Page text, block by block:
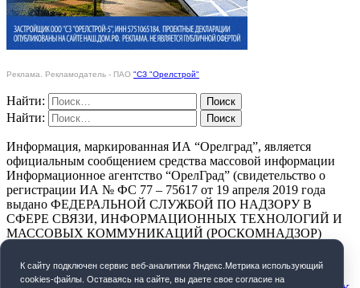
Реклама. Рекламодатель - ПАО "СЗ "Орелстрой"
Найти:
Найти:
Информация, маркированная ИА “Орелград”, является
официальным сообщением средства массовой информации
Информационное агентство “ОрелГрад” (свидетельство о
регистрации ИА № ФС 77 – 75617 от 19 апреля 2019 года
выдано ФЕДЕРАЛЬНОЙ СЛУЖБОЙ ПО НАДЗОРУ В
СФЕРЕ СВЯЗИ, ИНФОРМАЦИОННЫХ ТЕХНОЛОГИЙ И
МАССОВЫХ КОММУНИКАЦИЙ (РОСКОМНАДЗОР)
ПОЛИТИКА КОНФИДЕНЦИАЛЬНОСТИ
К cайту подключен сервис веб-аналитики Яндекс.Метрика использующий
cookies-файлы. Оставаясь на сайте, вы даете свое согласие на